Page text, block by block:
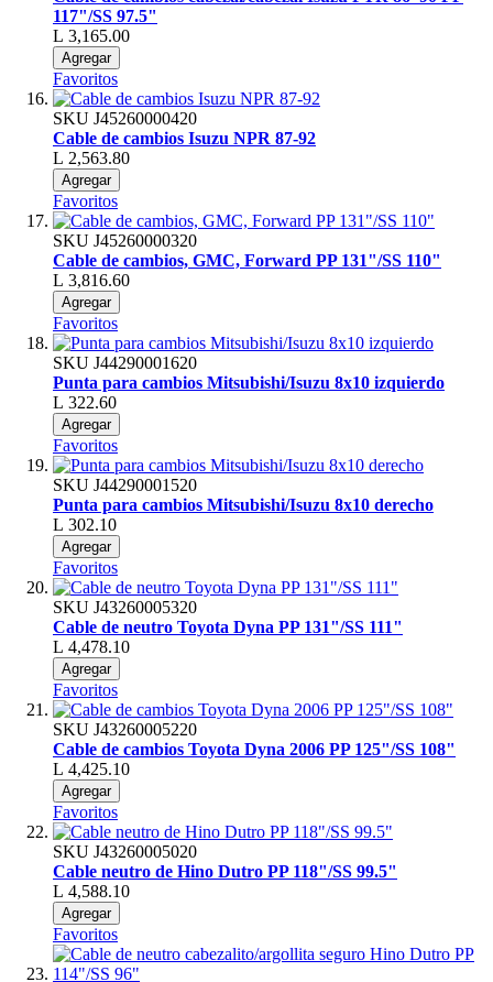
117"/SS 97.5"
L 3,165.00
Agregar
Favoritos
SKU J45260000420
Cable de cambios Isuzu NPR 87-92
L 2,563.80
Agregar
Favoritos
SKU J45260000320
Cable de cambios, GMC, Forward PP 131"/SS 110"
L 3,816.60
Agregar
Favoritos
SKU J44290001620
Punta para cambios Mitsubishi/Isuzu 8x10 izquierdo
L 322.60
Agregar
Favoritos
SKU J44290001520
Punta para cambios Mitsubishi/Isuzu 8x10 derecho
L 302.10
Agregar
Favoritos
SKU J43260005320
Cable de neutro Toyota Dyna PP 131"/SS 111"
L 4,478.10
Agregar
Favoritos
SKU J43260005220
Cable de cambios Toyota Dyna 2006 PP 125"/SS 108"
L 4,425.10
Agregar
Favoritos
SKU J43260005020
Cable neutro de Hino Dutro PP 118"/SS 99.5"
L 4,588.10
Agregar
Favoritos